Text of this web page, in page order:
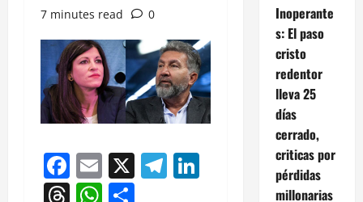
7 minutes read
0
Facebook
Email
X Telegram
LinkedIn
Threads
WhatsApp
Inoperante
s: El paso
cristo
redentor
lleva 25
días
cerrado,
criticas por
pérdidas
millonarias